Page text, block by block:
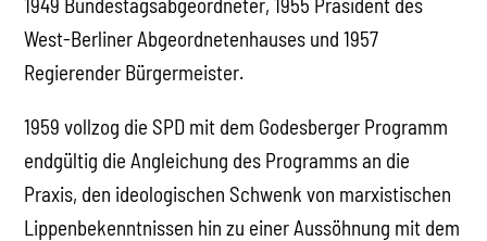
West-Berliner Abgeordnetenhauses und 1957
Regierender Bürgermeister.
1959 vollzog die SPD mit dem Godesberger Programm
endgültig die Angleichung des Programms an die
Praxis, den ideologischen Schwenk von marxistischen
Lippenbekenntnissen hin zu einer Aussöhnung mit dem